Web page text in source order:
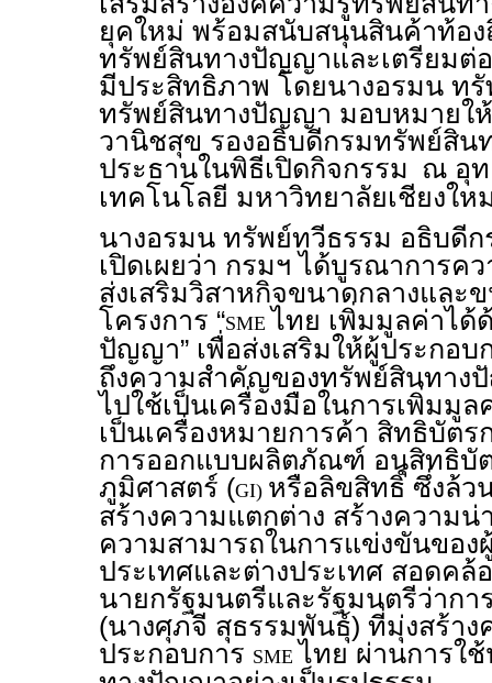
ยุคใหม่ พร้อมสนับสนุนสินค้าท้อง
ทรัพย์สินทางปัญญาและเตรียมต่
มีประสิทธิภาพ โดยนางอรมน ท
ทรัพย์สินทางปัญญา มอบหมายใ
วานิชสุข รองอธิบดีกรมทรัพย์สิน
ประธานในพิธีเปิดกิจกรรม ณ อุท
เทคโนโลยี มหาวิทยาลัยเชียงให
นางอรมน ทรัพย์ทวีธรรม อธิบดี
เปิดเผยว่า กรมฯ ได้บูรณาการค
ส่งเสริมวิสาหกิจขนาดกลางและ
โครงการ “SME ไทย เพิ่มมูลค่าได้
ปัญญา” เพื่อส่งเสริมให้ผู้ประกอบ
ถึงความสำคัญของทรัพย์สินทาง
ไปใช้เป็นเครื่องมือในการเพิ่มมู
เป็นเครื่องหมายการค้า สิทธิบัต
การออกแบบผลิตภัณฑ์ อนุสิทธิบั
ภูมิศาสตร์ (GI) หรือลิขสิทธิ์ ซึ่งล้
สร้างความแตกต่าง สร้างความน่
ความสามารถในการแข่งขันของ
ประเทศและต่างประเทศ สอดคล้
นายกรัฐมนตรีและรัฐมนตรีว่าก
(นางศุภจี สุธรรมพันธุ์) ที่มุ่งสร้าง
ประกอบการ SME ไทย ผ่านการใ